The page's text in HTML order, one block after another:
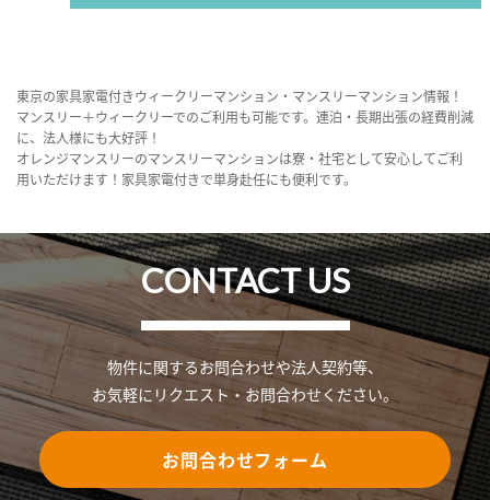
東京の家具家電付きウィークリーマンション・マンスリーマンション情報！
マンスリー＋ウィークリーでのご利用も可能です。連泊・長期出張の経費削減
に、法人様にも大好評！
オレンジマンスリーのマンスリーマンションは寮・社宅として安心してご利
用いただけます！家具家電付きで単身赴任にも便利です。
CONTACT US
物件に関するお問合わせや法人契約等、
お気軽にリクエスト・お問合わせください。
お問合わせフォーム